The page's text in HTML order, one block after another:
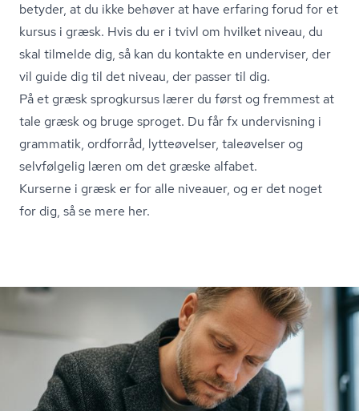
betyder, at du ikke behøver at have erfaring forud for et
kursus i græsk. Hvis du er i tvivl om hvilket niveau, du
skal tilmelde dig, så kan du kontakte en underviser, der
vil guide dig til det niveau, der passer til dig.
På et græsk sprogkursus lærer du først og fremmest at
tale græsk og bruge sproget. Du får fx undervisning i
grammatik, ordforråd, lytteøvelser, taleøvelser og
selvfølgelig læren om det græske alfabet.
Kurserne i græsk er for alle niveauer, og er det noget
for dig, så se mere her.